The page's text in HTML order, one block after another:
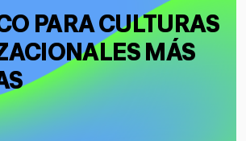
PARA CULTURAS
MÁS